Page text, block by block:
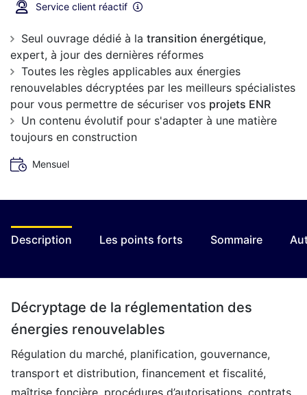
Service client réactif
Seul ouvrage dédié à la transition énergétique,
expert, à jour des dernières réformes
Toutes les règles applicables aux énergies
renouvelables décryptées par les meilleurs spécialistes
pour vous permettre de sécuriser vos projets ENR
Un contenu évolutif pour s'adapter à une matière
toujours en construction
Mensuel
Description Les points forts Sommaire
Décryptage de la réglementation des
énergies renouvelables
Régulation du marché, planification, gouvernance,
transport et distribution, financement et fiscalité,